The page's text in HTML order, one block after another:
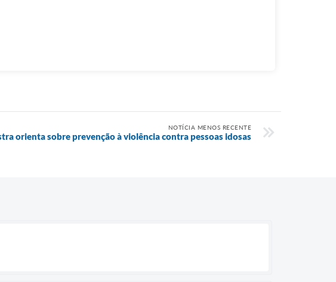
NOTÍCIA MENOS RECENTE
orienta sobre prevenção à violência contra pessoas idosas